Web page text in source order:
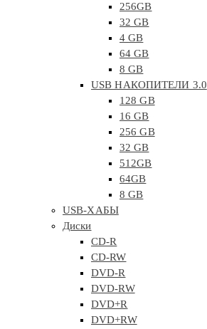
256GB
32 GB
4 GB
64 GB
8 GB
USB НАКОПИТЕЛИ 3.0
128 GB
16 GB
256 GB
32 GB
512GB
64GB
8 GB
USB-ХАБЫ
Диски
CD-R
CD-RW
DVD-R
DVD-RW
DVD+R
DVD+RW